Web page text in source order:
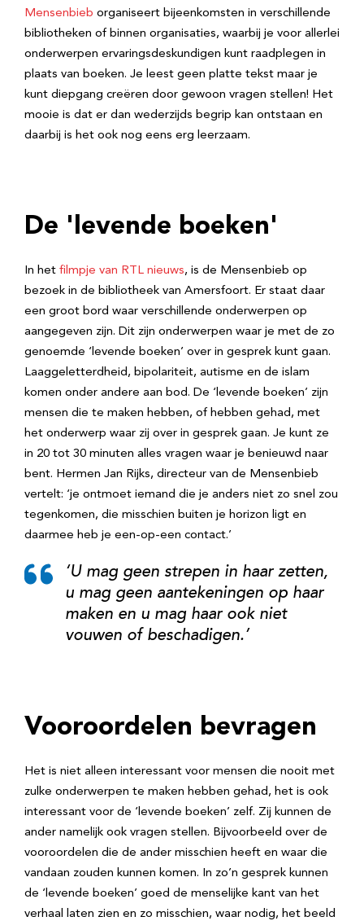
Mensenbieb organiseert bijeenkomsten in verschillende
bibliotheken of binnen organisaties, waarbij je voor allerlei
onderwerpen ervaringsdeskundigen kunt raadplegen in
plaats van boeken. Je leest geen platte tekst maar je
kunt diepgang creëren door gewoon vragen stellen! Het
mooie is dat er dan wederzijds begrip kan ontstaan en
daarbij is het ook nog eens erg leerzaam.
De 'levende boeken'
In het filmpje van RTL nieuws, is de Mensenbieb op
bezoek in de bibliotheek van Amersfoort. Er staat daar
een groot bord waar verschillende onderwerpen op
aangegeven zijn. Dit zijn onderwerpen waar je met de zo
genoemde ‘levende boeken’ over in gesprek kunt gaan.
Laaggeletterdheid, bipolariteit, autisme en de islam
komen onder andere aan bod. De ‘levende boeken’ zijn
mensen die te maken hebben, of hebben gehad, met
het onderwerp waar zij over in gesprek gaan. Je kunt ze
in 20 tot 30 minuten alles vragen waar je benieuwd naar
bent. Hermen Jan Rijks, directeur van de Mensenbieb
vertelt: ‘je ontmoet iemand die je anders niet zo snel zou
tegenkomen, die misschien buiten je horizon ligt en
daarmee heb je een-op-een contact.’
‘U mag geen strepen in haar zetten,
u mag geen aantekeningen op haar
maken en u mag haar ook niet
vouwen of beschadigen.’
Vooroordelen bevragen
Het is niet alleen interessant voor mensen die nooit met
zulke onderwerpen te maken hebben gehad, het is ook
interessant voor de ‘levende boeken’ zelf. Zij kunnen de
ander namelijk ook vragen stellen. Bijvoorbeeld over de
vooroordelen die de ander misschien heeft en waar die
vandaan zouden kunnen komen. In zo’n gesprek kunnen
de ‘levende boeken’ goed de menselijke kant van het
verhaal laten zien en zo misschien, waar nodig, het beeld